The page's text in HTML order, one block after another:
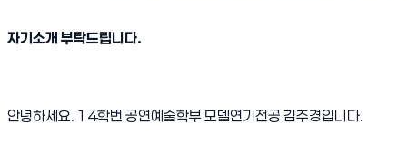
자기소개 부탁드립니다.
안녕하세요. 14학번 공연예술학부 모델연기전공 김주경입니다.